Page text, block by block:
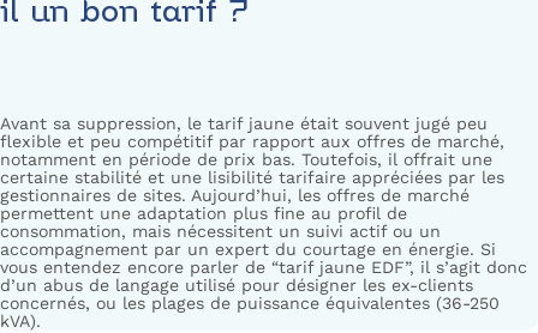
il un bon tarif ?
Avant sa suppression, le tarif jaune était souvent jugé peu
flexible et peu compétitif par rapport aux offres de marché,
notamment en période de prix bas. Toutefois, il offrait une
certaine stabilité et une lisibilité tarifaire appréciées par les
gestionnaires de sites. Aujourd’hui, les offres de marché
permettent une adaptation plus fine au profil de
consommation, mais nécessitent un suivi actif ou un
accompagnement par un expert du courtage en énergie. Si
vous entendez encore parler de “tarif jaune EDF”, il s’agit donc
d’un abus de langage utilisé pour désigner les ex-clients
concernés, ou les plages de puissance équivalentes (36-250
kVA).